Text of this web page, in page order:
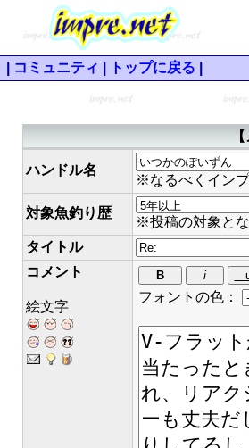
コミュニティ トップに戻る
ハンドル名
※なるべくイン
対象魚釣り歴
※投稿の対象と
タイトル
コメント
絵文字
フォントの色：